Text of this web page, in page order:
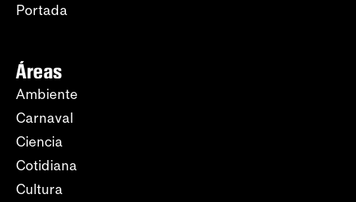
Portada
Áreas
Ambiente
Carnaval
Ciencia
Cotidiana
Cultura